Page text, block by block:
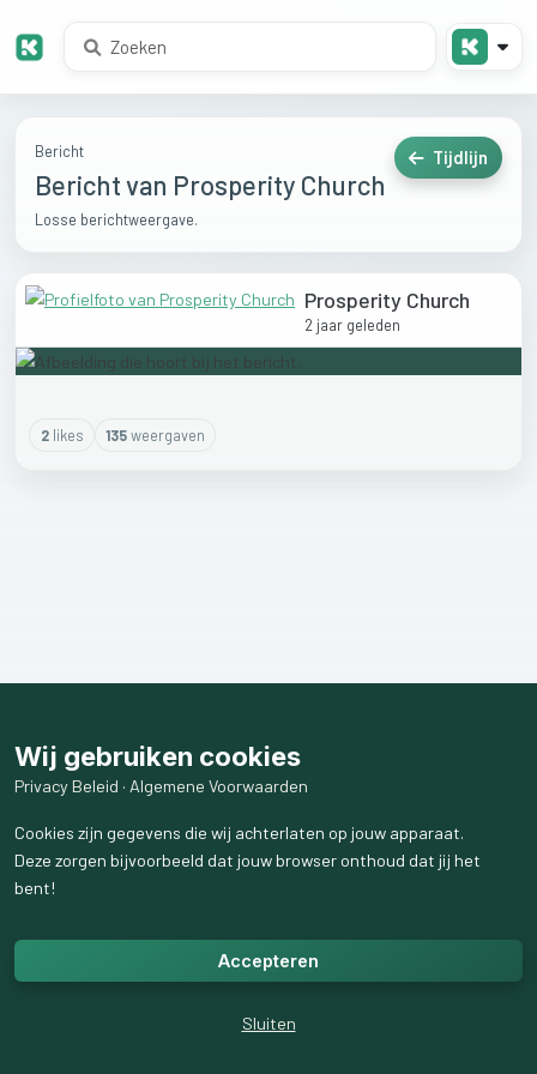
Bericht
Bericht van Prosperity Church
Losse berichtweergave.
Tijdlijn
Prosperity Church
2 jaar geleden
2likes 135weergaven
Wij gebruiken cookies
Privacy Beleid · Algemene Voorwaarden
Cookies zijn gegevens die wij achterlaten op jouw apparaat.
Deze zorgen bijvoorbeeld dat jouw browser onthoud dat jij het
bent!
Accepteren
Sluiten